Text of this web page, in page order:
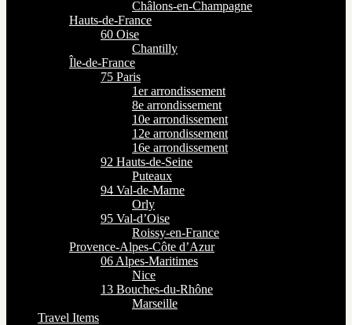
Châlons-en-Champagne
Hauts-de-France
60 Oise
Chantilly
Île-de-France
75 Paris
1er arrondissement
8e arrondissement
10e arrondissement
12e arrondissement
16e arrondissement
92 Hauts-de-Seine
Puteaux
94 Val-de-Marne
Orly
95 Val-d’Oise
Roissy-en-France
Provence-Alpes-Côte d’Azur
06 Alpes-Maritimes
Nice
13 Bouches-du-Rhône
Marseille
Travel Items